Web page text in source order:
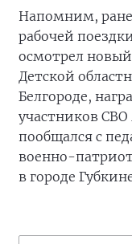
Напомним,
рабочей
осмотрел
Детской
Белгороде,
участников
пообщался с
военно-
в городе